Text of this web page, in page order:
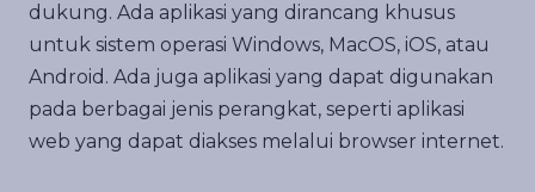
dukung. Ada aplikasi yang dirancang khusus
untuk sistem operasi Windows, MacOS, iOS, atau
Android. Ada juga aplikasi yang dapat digunakan
pada berbagai jenis perangkat, seperti aplikasi
web yang dapat diakses melalui browser internet.